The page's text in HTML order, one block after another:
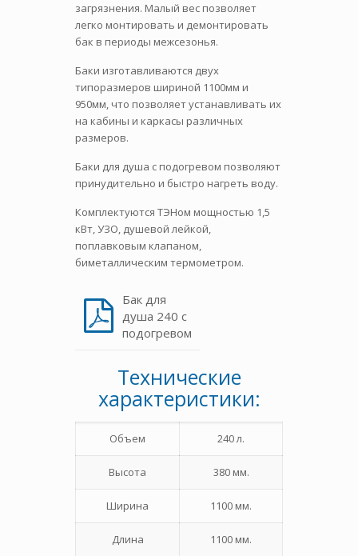
загрязнения. Малый вес позволяет
легко монтировать и демонтировать
бак в периоды межсезонья.
Баки изготавливаются двух
типоразмеров шириной 1100мм и
950мм, что позволяет устанавливать их
на кабины и каркасы различных
размеров.
Баки для душа с подогревом позволяют
принудительно и быстро нагреть воду.
Комплектуются ТЭНом мощностью 1,5
кВт, УЗО, душевой лейкой,
поплавковым клапаном,
биметаллическим термометром.
Бак для
душа 240 с
подогревом
Технические
характеристики:
Объем 240 л.
Высота 380 мм.
Ширина 1100 мм.
Длина 1100 мм.